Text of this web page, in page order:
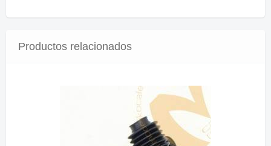
Productos relacionados